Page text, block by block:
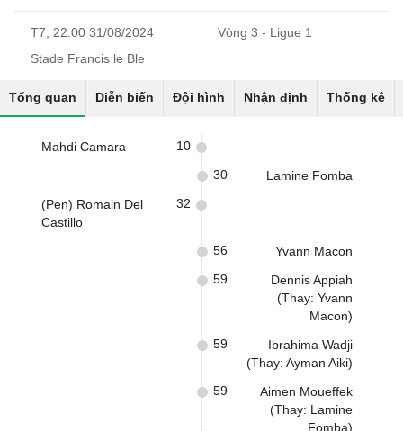
T7, 22:00 31/08/2024
Vòng 3 - Ligue 1
Stade Francis le Ble
Tổng quan Diễn biến Đội hình Nhận định Thống kê
Mahdi Camara 10
Lamine Fomba
30
(Pen) Romain Del
Castillo
32
Yvann Macon
56
Dennis Appiah
(Thay: Yvann
Macon)
59
Ibrahima Wadji
(Thay: Ayman Aiki)
59
Aimen Moueffek
(Thay: Lamine
Fomba)
59